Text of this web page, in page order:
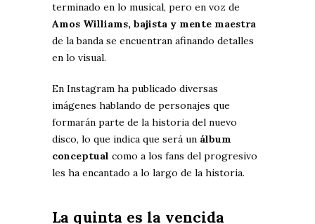
terminado en lo musical, pero en voz de
Amos Williams, bajista y mente maestra
de la banda se encuentran afinando detalles
en lo visual.
En Instagram ha publicado diversas
imágenes hablando de personajes que
formarán parte de la historia del nuevo
disco, lo que indica que será un álbum
conceptual como a los fans del progresivo
les ha encantado a lo largo de la historia.
La quinta es la vencida